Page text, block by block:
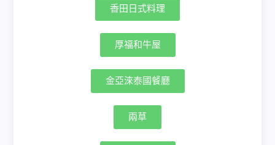
香田日式料理
厚福和牛屋
金亞淶泰國餐廳
兩草